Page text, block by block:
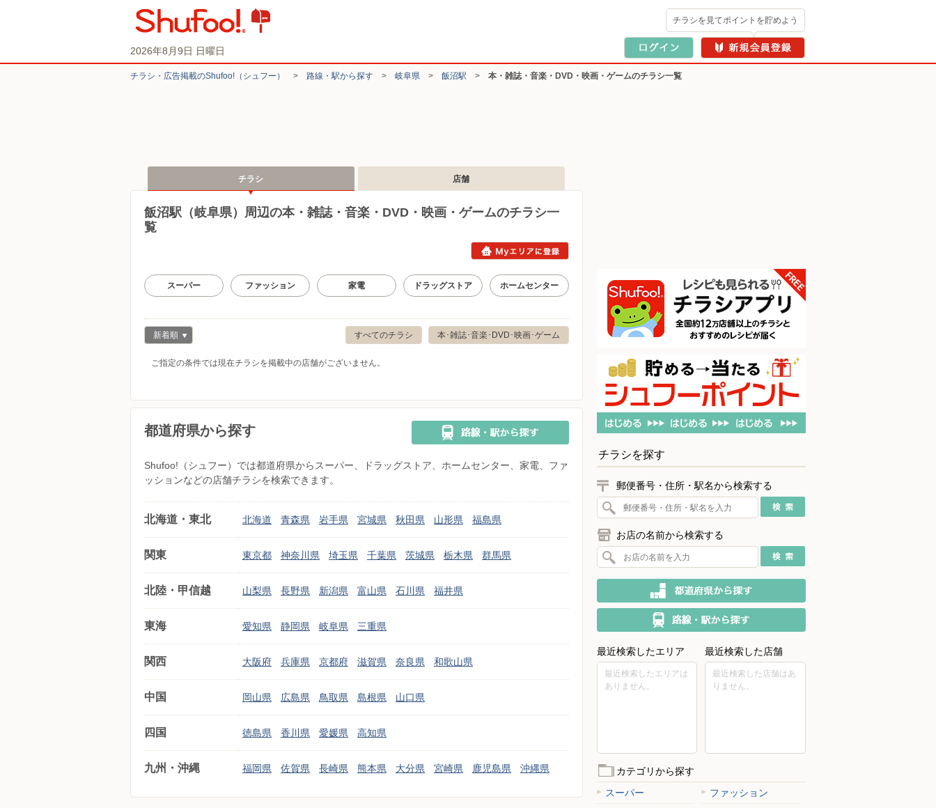
2026年8月9日 日曜日
チラシを見てポイントを貯めよう
チラシ・​広告掲載の​Shufoo!​（シュフー） > 路線・駅から探す > 岐阜県 > 飯沼駅 > 本・雑誌・音楽・DVD・映画・ゲームのチラシ一覧
チラシ 店舗
飯沼駅（岐阜県）周辺の本・雑誌・音楽・DVD・映画・ゲームのチラシ一
覧
スーパー ファッション 家電 ドラッグストア ホームセンター
本･雑誌･音楽･DVD･映画･ゲーム
すべてのチラシ
新着順
ご指定の条件では現在チラシを掲載中の店舗がございません。
都道府県から探す
Shufoo!（シュフー）では都道府県からスーパー、ドラッグストア、ホームセンター、家電、ファ
ッションなどの店舗チラシを検索できます。
北海道・東北 北海道 青森県 岩手県 宮城県 秋田県 山形県 福島県
関東 東京都 神奈川県 埼玉県 千葉県 茨城県 栃木県 群馬県
北陸・甲信越 山梨県 長野県 新潟県 富山県 石川県 福井県
東海 愛知県 静岡県 岐阜県 三重県
関西 大阪府 兵庫県 京都府 滋賀県 奈良県 和歌山県
中国 岡山県 広島県 鳥取県 島根県 山口県
四国 徳島県 香川県 愛媛県 高知県
九州・沖縄 福岡県 佐賀県 長崎県 熊本県 大分県 宮崎県 鹿児島県 沖縄県
チラシを探す
郵便番号・住所・駅名から検索する
お店の名前から検索する
最近検索したエリア
最近検索したエリアは
ありません。
最近検索した店舗
最近検索した店舗はあ
りません。
カテゴリから探す
スーパー
ファッション